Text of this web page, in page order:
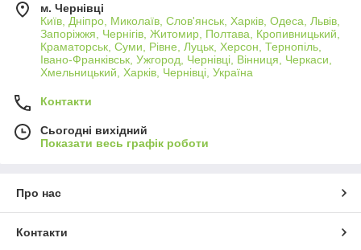
м. Чернівці
Київ, Дніпро, Миколаїв, Слов'янськ, Харків, Одеса, Львів,
Запоріжжя, Чернігів, Житомир, Полтава, Кропивницький,
Краматорськ, Суми, Рівне, Луцьк, Херсон, Тернопіль,
Івано-Франківськ, Ужгород, Чернівці, Вінниця, Черкаси,
Хмельницький, Харків, Чернівці, Україна
Контакти
Сьогодні вихідний
Показати весь графік роботи
Про нас
Контакти